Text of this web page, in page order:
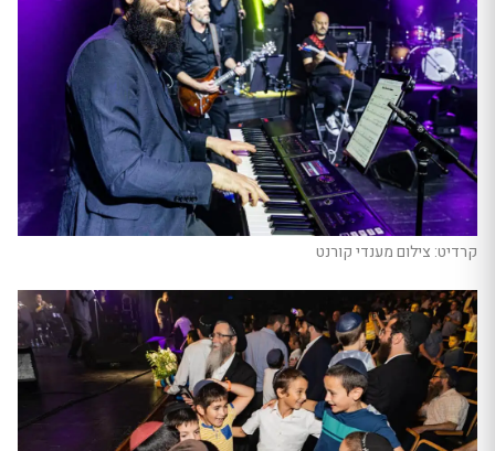
קרדיט: צילום מענדי קורנט